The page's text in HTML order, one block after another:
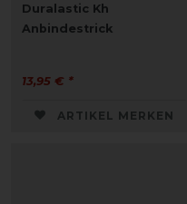
Duralastic Kh
Anbindestrick
13,95 € *
ARTIKEL MERKEN